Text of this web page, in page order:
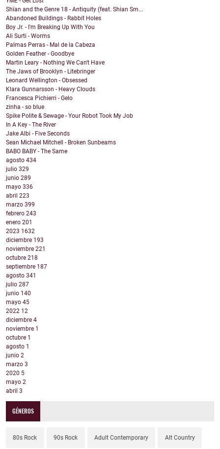
Shïan and the Genre 18 - Antiquity (feat. Shian Sm...
Abandoned Buildings - Rabbit Holes
Boy Jr. - I'm Breaking Up With You
Ali Surti - Worms
Palmas Perras - Mal de la Cabeza
Golden Feather - Goodbye
Martin Leary - Nothing We Can't Have
The Jaws of Brooklyn - Litebringer
Leonard Wellington - Obsessed
Klara Gunnarsson - Heavy Clouds
Francesca Pichierri - Gelo
zinha - so blue
Spike Polite & Sewage - Your Robot Took My Job
In A Key - The River
Jake Albi - Five Seconds
Sean Michael Mitchell - Broken Sunbeams
BABO BABY - The Same
agosto 434
julio 329
junio 289
mayo 336
abril 223
marzo 399
febrero 243
enero 201
2023 1632
diciembre 193
noviembre 221
octubre 218
septiembre 187
agosto 341
julio 287
junio 140
mayo 45
2022 12
diciembre 4
noviembre 1
octubre 1
agosto 1
junio 2
marzo 3
2020 5
mayo 2
abril 3
GÉNEROS
80s Rock 90s Rock Adult Contemporary Alt Country